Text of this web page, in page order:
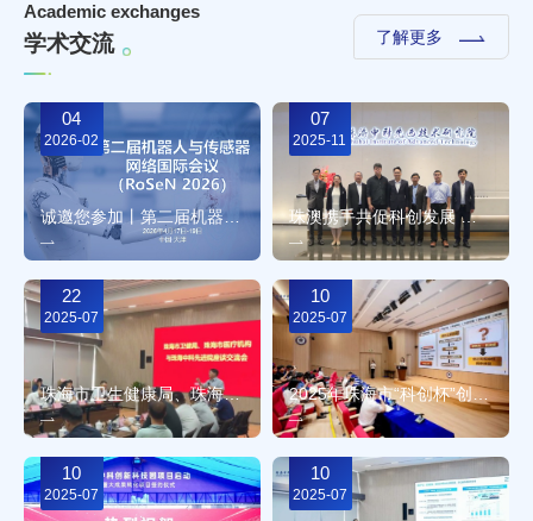
Academic exchanges
学术交流 了解更多
04
2026-02
诚邀您参加丨第二届机器人与传感器网络国际会议（RoSeN 2026）
07
2025-11
珠澳携手共促科创发展 澳门参访团等一行赴珠海先进院参观交流
22
2025-07
珠海市卫生健康局、珠海市各大医疗机构赴珠海先进院参观交流，共同促进医疗卫生领域科技成果转化
10
2025-07
2025年珠海市“科创杯”创新创业大赛“生物医药（高端医疗器械）与合成生物”行业赛圆满落幕
10
2025-07
10
2025-07